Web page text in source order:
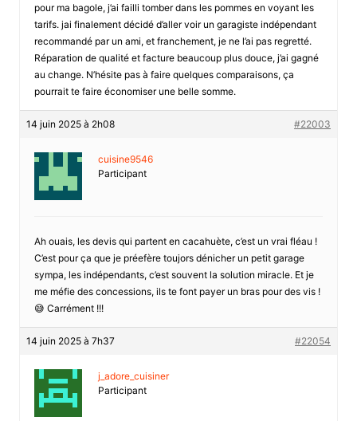
pour ma bagole, j’ai failli tomber dans les pommes en voyant les
tarifs. jai finalement décidé d’aller voir un garagiste indépendant
recommandé par un ami, et franchement, je ne l’ai pas regretté.
Réparation de qualité et facture beaucoup plus douce, j’ai gagné
au change. N’hésite pas à faire quelques comparaisons, ça
pourrait te faire économiser une belle somme.
14 juin 2025 à 2h08 #22003
cuisine9546
Participant
Ah ouais, les devis qui partent en cacahuète, c’est un vrai fléau !
C’est pour ça que je préefère toujors dénicher un petit garage
sympa, les indépendants, c’est souvent la solution miracle. Et je
me méfie des concessions, ils te font payer un bras pour des vis !
😅 Carrément !!!
14 juin 2025 à 7h37 #22054
j_adore_cuisiner
Participant